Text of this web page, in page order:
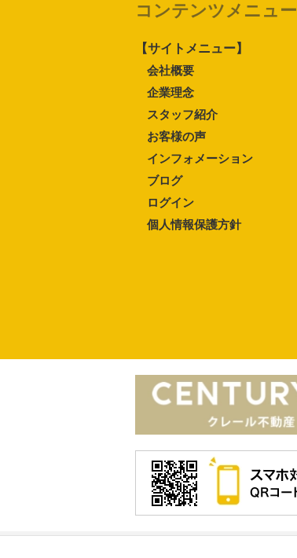
コンテンツメニュー
【サイトメニュー】
会社概要
企業理念
スタッフ紹介
お客様の声
インフォメーション
ブログ
ログイン
個人情報保護方針